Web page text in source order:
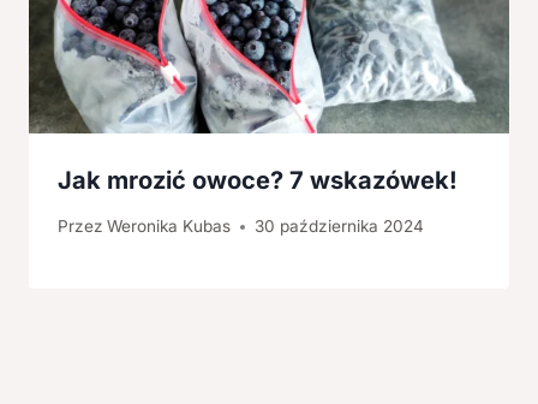
Jak mrozić owoce? 7 wskazówek!
Przez Weronika Kubas 30 października 2024